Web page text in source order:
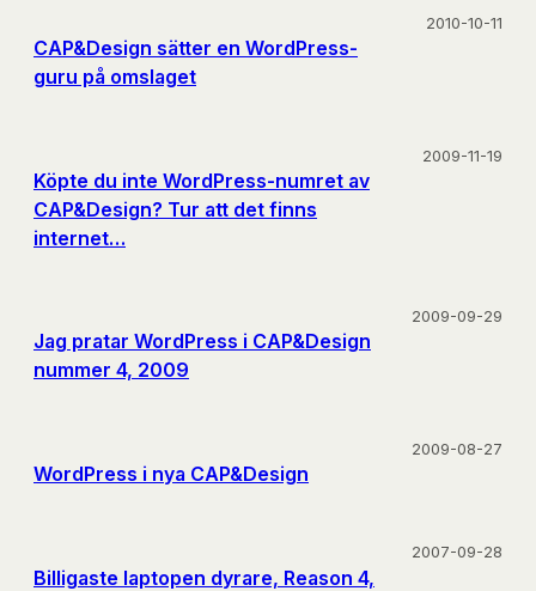
CAP&Design sätter en WordPress-
guru på omslaget
2010-10-11
Köpte du inte WordPress-numret av
CAP&Design? Tur att det finns
internet…
2009-11-19
Jag pratar WordPress i CAP&Design
nummer 4, 2009
2009-09-29
WordPress i nya CAP&Design
2009-08-27
Billigaste laptopen dyrare, Reason 4,
2007-09-28